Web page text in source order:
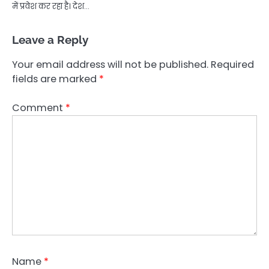
में प्रवेश कर रहा है। देश…
Leave a Reply
Your email address will not be published. Required
fields are marked *
Comment *
Name *